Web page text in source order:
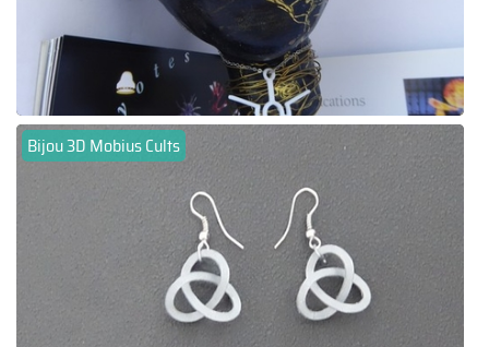
Bijou 3D Mobius Cults